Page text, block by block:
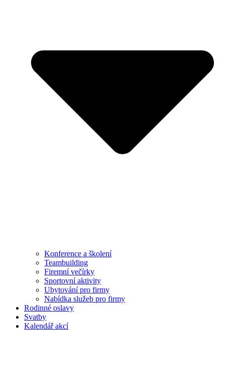
Konference a školení
Teambuilding
Firemní večírky
Sportovní aktivity
Ubytování pro firmy
Nabídka služeb pro firmy
Rodinné oslavy
Svatby
Kalendář akcí